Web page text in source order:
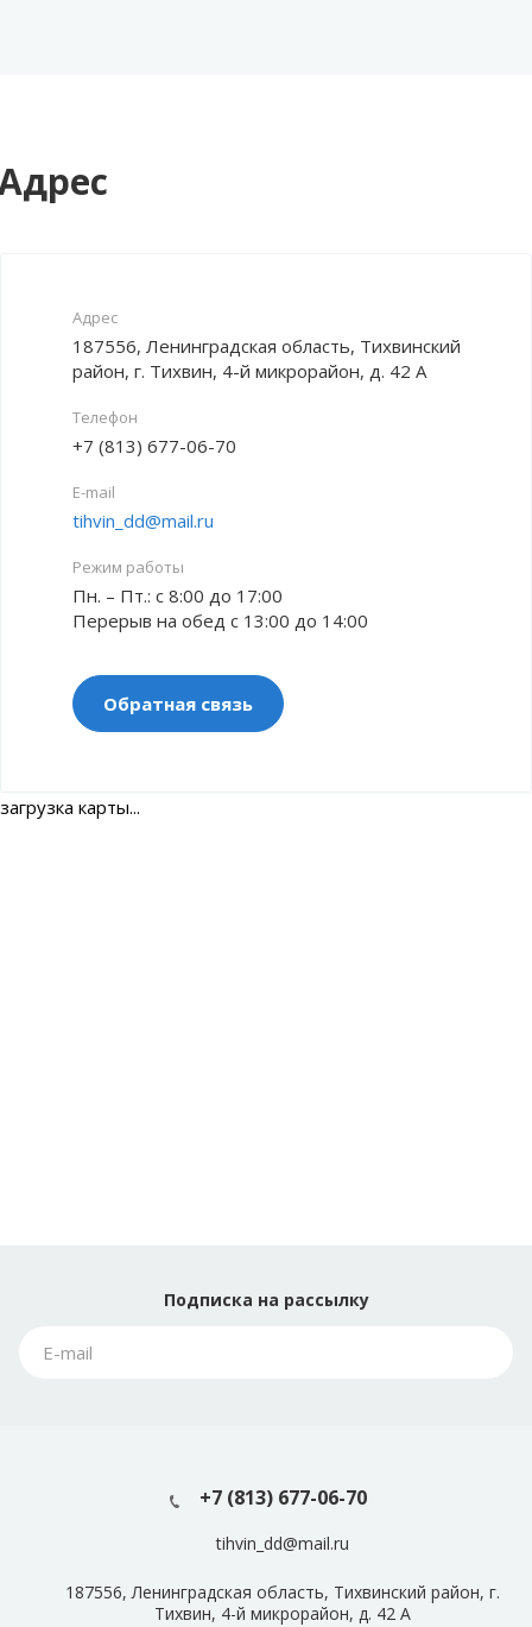
Адрес
187556, Ленинградская область, Тихвинский
район, г. Тихвин, 4-й микрорайон, д. 42 А
Телефон
+7 (813) 677-06-70
E-mail
tihvin_dd@mail.ru
Режим работы
Пн. – Пт.: с 8:00 до 17:00
Перерыв на обед с 13:00 до 14:00
Обратная связь
загрузка карты...
Подписка на рассылку
+7 (813) 677-06-70
tihvin_dd@mail.ru
187556, Ленинградская область, Тихвинский район, г.
Тихвин, 4-й микрорайон, д. 42 А